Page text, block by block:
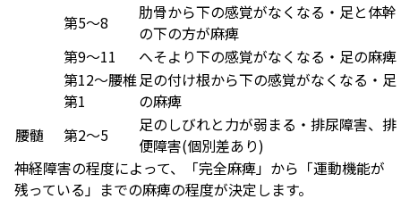
第5～8
肋骨から下の感覚がなくなる・足と体幹
の下の方が麻痺
第9～11
へそより下の感覚がなくなる・足の麻痺
第12～腰椎
第1
足の付け根から下の感覚がなくなる・足
の麻痺
腰髄
第2～5
足のしびれと力が弱まる・排尿障害、排
便障害(個別差あり)
神経障害の程度によって、「完全麻痺」から「運動機能が
残っている」までの麻痺の程度が決定します。